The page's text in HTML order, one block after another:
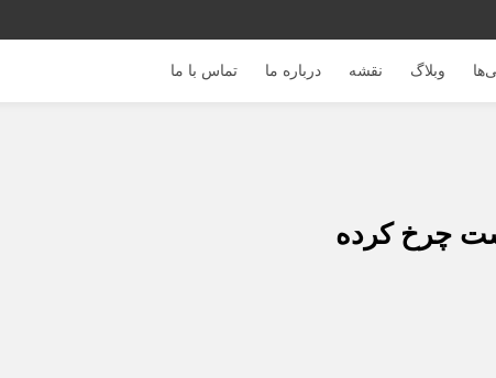
وبلاگ نقشه درباره ما تماس با ما
چرخ کرده